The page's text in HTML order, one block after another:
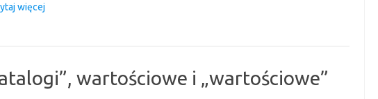
więcej“Wynalazek
wartościowe i „wartościowe”